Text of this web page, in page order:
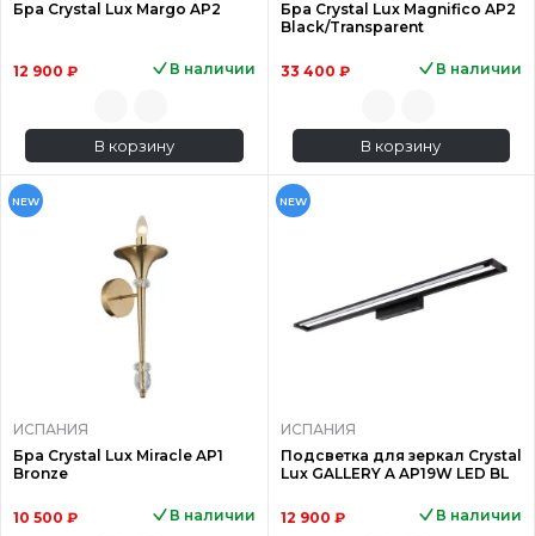
Бра Crystal Lux Margo AP2
12 900 ₽ В наличии
В корзину
Бра Crystal Lux Magnifico AP2
Black/Transparent
33 400 ₽ В наличии
В корзину
NEW
ИСПАНИЯ
Бра Crystal Lux Miracle AP1
Bronze
10 500 ₽ В наличии
NEW
ИСПАНИЯ
Подсветка для зеркал Crystal
Lux GALLERY A AP19W LED BL
12 900 ₽ В наличии